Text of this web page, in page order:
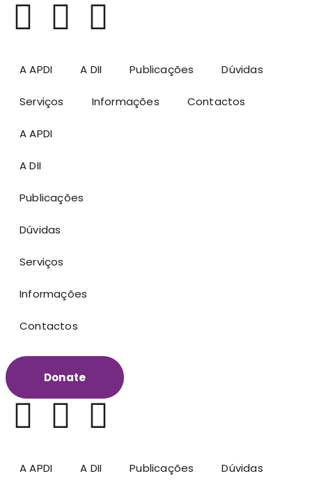
A APDI A DII Publicações Dúvidas
Serviços Informações Contactos
A APDI
A DII
Publicações
Dúvidas
Serviços
Informações
Contactos
Donate
A APDI A DII Publicações Dúvidas